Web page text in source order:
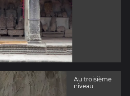
Au troisième
niveau